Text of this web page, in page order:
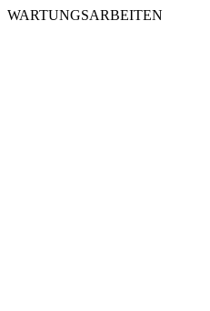
WARTUNGSARBEITEN